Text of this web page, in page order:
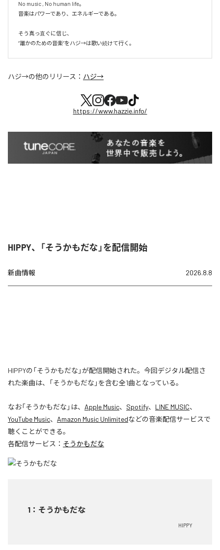
No music , No human life。
音楽はパワーであり、エネルギーである。
そう真っ直ぐに信じ、
ハジ→の他のリリース： ハジ→
https://www.hazzie.info/
HIPPY、「そうかもだな」を配信開始
新曲情報 2026.8.8
HIPPYの「そうかもだな」が配信開始された。今回デジタル配信さ
れた楽曲は、「そうかもだな」を含む全1曲となっている。
なお「そうかもだな 」は、 Apple Music、 Spotify、 LINE MUSIC、
YouTube Music、 Amazon Music Unlimitedなどの音楽配信サービスで
聴くことができる。
各配信サービス： そうかもだな
1 ： そうかもだな
HIPPY